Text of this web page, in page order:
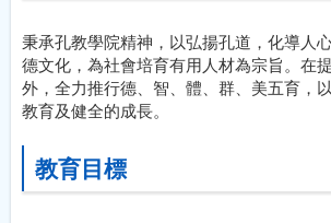
秉承孔教學院精神，以弘揚孔道，化導人
德文化，為社會培育有用人材為宗旨。在
外，全力推行德、智、體、群、美五育，
教育及健全的成長。
教育目標